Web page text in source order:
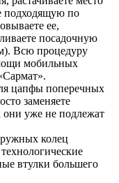
подходящую по
ее,
посадочную
Всю процедуру
мобильных
цапфы поперечных
заменяете
они уже не подлежат
колец
втулки большего